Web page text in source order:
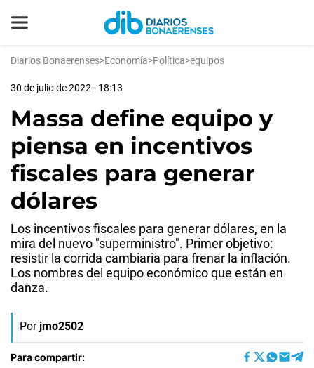
Diarios Bonaerenses>Economía>Política>equipos
30 de julio de 2022 - 18:13
Massa define equipo y
piensa en incentivos
fiscales para generar
dólares
Los incentivos fiscales para generar dólares, en la
mira del nuevo "superministro". Primer objetivo:
resistir la corrida cambiaria para frenar la inflación.
Los nombres del equipo económico que están en
danza.
Por jmo2502
Para compartir: